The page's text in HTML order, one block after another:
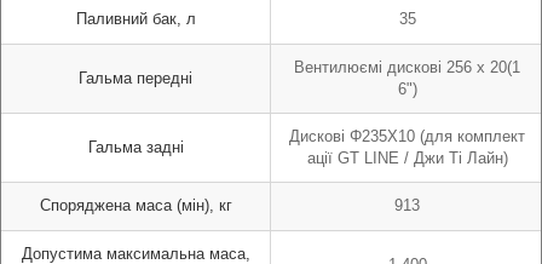
Паливний бак, л
Гальма передні
Гальма задні
Споряджена маса (мін), кг
Допустима максимальна маса,
35
Вентилюємі дискові 256 x 20(1
6")
Дискові Φ235X10 (для комплект
ації GT LINE / Джи Ті Лайн)
913